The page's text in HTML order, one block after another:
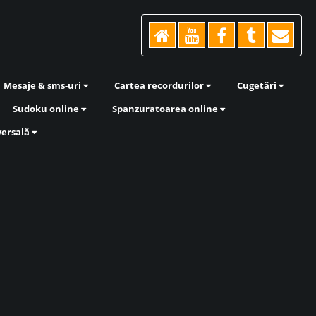
Mesaje & sms-uri Cartea recordurilor
Cugetări
Sudoku online
Spanzuratoarea online